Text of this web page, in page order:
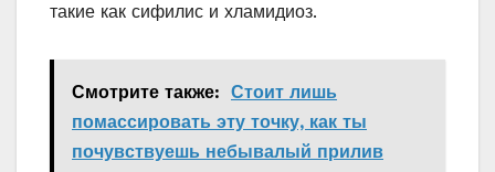
такие как сифилис и хламидиоз.
Смотрите также: Стоит лишь
помассировать эту точку, как ты
почувствуешь небывалый прилив